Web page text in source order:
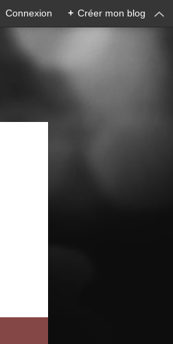
Connexion + Créer mon blog